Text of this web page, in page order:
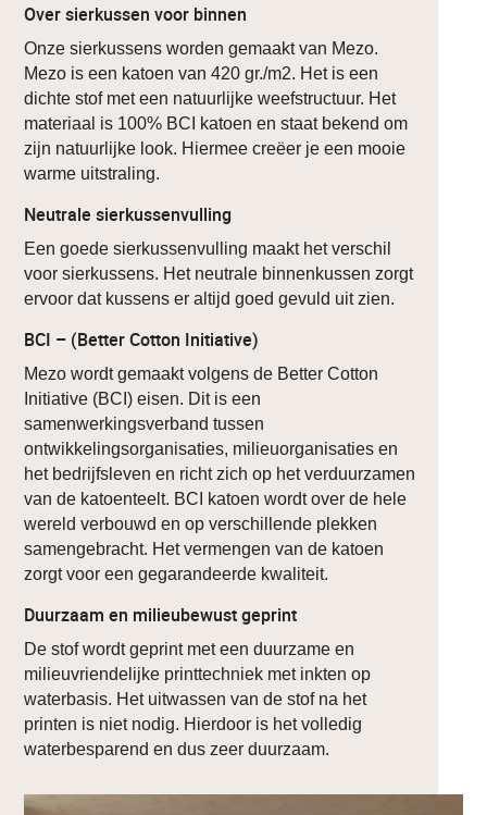
Over sierkussen voor binnen
Onze sierkussens worden gemaakt van Mezo.
Mezo is een katoen van 420 gr./m2. Het is een
dichte stof met een natuurlijke weefstructuur. Het
materiaal is 100% BCI katoen en staat bekend om
zijn natuurlijke look. Hiermee creëer je een mooie
warme uitstraling.
Neutrale sierkussenvulling
Een goede sierkussenvulling maakt het verschil
voor sierkussens. Het neutrale binnenkussen zorgt
ervoor dat kussens er altijd goed gevuld uit zien.
BCI – (Better Cotton Initiative)
Mezo wordt gemaakt volgens de Better Cotton
Initiative (BCI) eisen. Dit is een
samenwerkingsverband tussen
ontwikkelingsorganisaties, milieuorganisaties en
het bedrijfsleven en richt zich op het verduurzamen
van de katoenteelt. BCI katoen wordt over de hele
wereld verbouwd en op verschillende plekken
samengebracht. Het vermengen van de katoen
zorgt voor een gegarandeerde kwaliteit.
Duurzaam en milieubewust geprint
De stof wordt geprint met een duurzame en
milieuvriendelijke printtechniek met inkten op
waterbasis. Het uitwassen van de stof na het
printen is niet nodig. Hierdoor is het volledig
waterbesparend en dus zeer duurzaam.